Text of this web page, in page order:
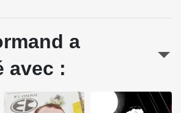
a
avec :